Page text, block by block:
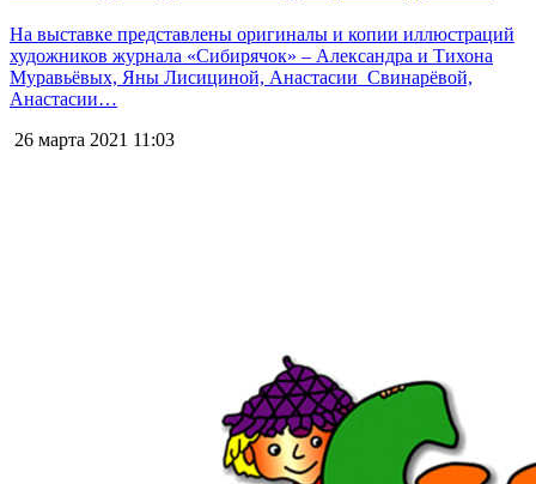
На выставке представлены оригиналы и копии иллюстраций
художников журнала «Сибирячок» – Александра и Тихона
Муравьёвых, Яны Лисициной, Анастасии Свинарёвой,
Анастасии…
26 марта 2021 11:03